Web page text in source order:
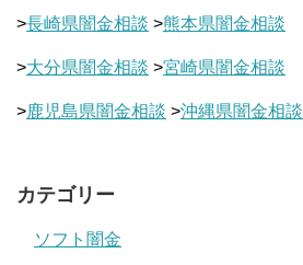
>長崎県闇金相談 >熊本県闇金相談
>大分県闇金相談 >宮崎県闇金相談
>鹿児島県闇金相談 >沖縄県闇金相談
カテゴリー
ソフト闇金